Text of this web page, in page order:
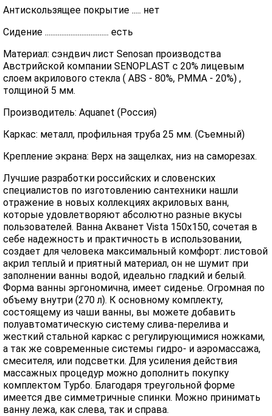
Антискользящее покрытие ..... нет
Сидение ................................... есть
Материал: сэндвич лист Senosan производства
Австрийской компании SENOPLAST c 20% лицевым
слоем акрилового стекла ( ABS - 80%, PMMA - 20%) ,
толщиной 5 мм.
Производитель: Aquanet (Россия)
Каркас: металл, профильная труба 25 мм. (Съемный)
Крепление экрана: Верх на защелках, низ на саморезах.
Лучшие разработки российских и словенских
специалистов по изготовлению сантехники нашли
отражение в новых коллекциях акриловых ванн,
которые удовлетворяют абсолютно разные вкусы
пользователей. Ванна Акванет Vista 150х150, сочетая в
себе надежность и практичность в использовании,
создает для человека максимальный комфорт: листовой
акрил теплый и приятный материал, он не шумит при
заполнении ванны водой, идеально гладкий и белый.
Форма ванны эргономична, имеет сиденье. Огромная по
объему внутри (270 л). К основному комплекту,
состоящему из чаши ванны, вы можете добавить
полуавтоматическую систему слива-перелива и
жесткий стальной каркас с регулирующимися ножками,
а так же современные системы гидро- и аэромассажа,
смесителя, или подсветки. Для усиления действия
массажных процедур можно дополнить покупку
комплектом Турбо. Благодаря треугольной форме
имеется две симметричные спинки. Можно принимать
ванну лежа, как слева, так и справа.